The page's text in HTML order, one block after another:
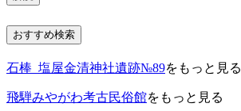
おすすめ検索
石棒_塩屋金清神社遺跡№89をもっと見る
飛騨みやがわ考古民俗館をもっと見る